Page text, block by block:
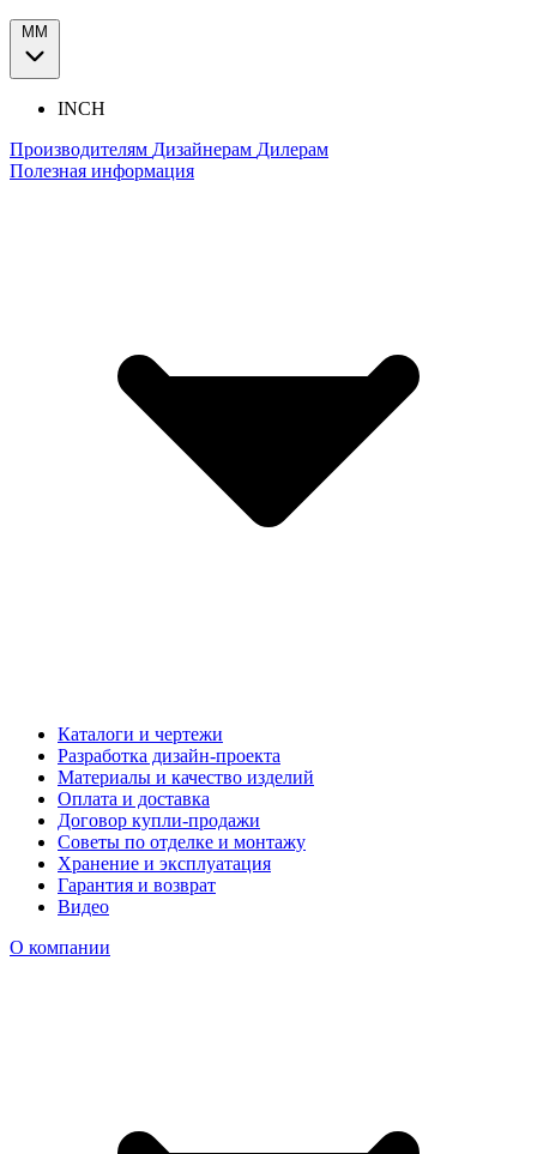
ММ
INCH
Производителям Дизайнерам Дилерам
Полезная информация
Каталоги и чертежи
Разработка дизайн-проекта
Материалы и качество изделий
Оплата и доставка
Договор купли-продажи
Советы по отделке и монтажу
Хранение и эксплуатация
Гарантия и возврат
Видео
О компании